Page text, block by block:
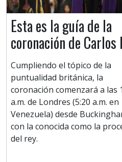
Esta es la guía de la
coronación de Carlos
Cumpliendo el tópico de la
puntualidad británica, la
coronación comenzará a las
a.m. de Londres (5:20 a.m. en
Venezuela) desde
con la conocida como la
del rey.